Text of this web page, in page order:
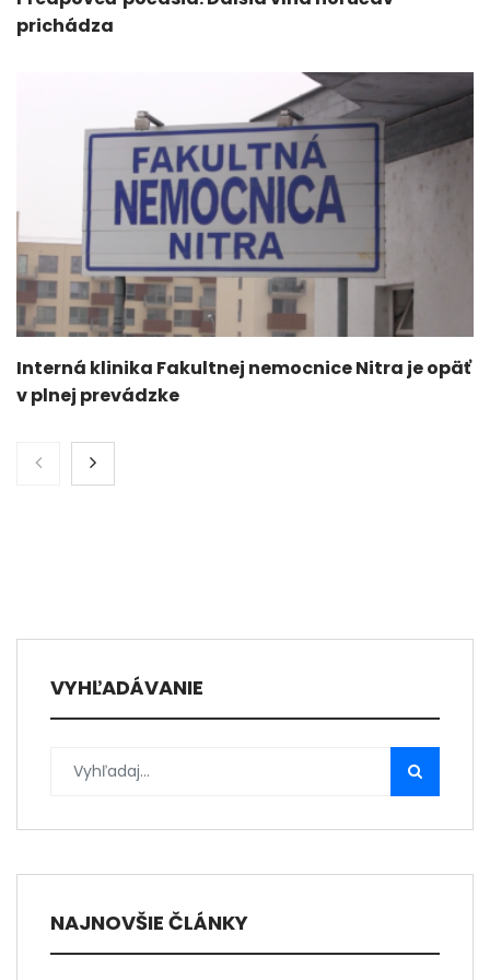
prichádza
Interná klinika Fakultnej nemocnice Nitra je opäť
v plnej prevádzke
VYHĽADÁVANIE
NAJNOVŠIE ČLÁNKY